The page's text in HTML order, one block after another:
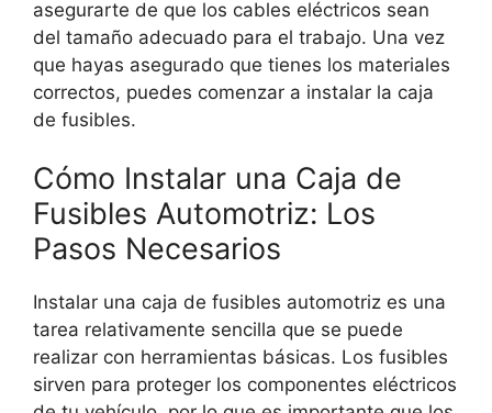
asegurarte de que los cables eléctricos sean
del tamaño adecuado para el trabajo. Una vez
que hayas asegurado que tienes los materiales
correctos, puedes comenzar a instalar la caja
de fusibles.
Cómo Instalar una Caja de
Fusibles Automotriz: Los
Pasos Necesarios
Instalar una caja de fusibles automotriz es una
tarea relativamente sencilla que se puede
realizar con herramientas básicas. Los fusibles
sirven para proteger los componentes eléctricos